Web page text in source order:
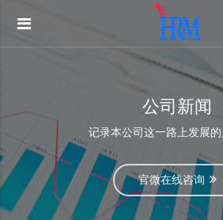
公司新闻
记录本公司这一路上发展
官微在线咨询